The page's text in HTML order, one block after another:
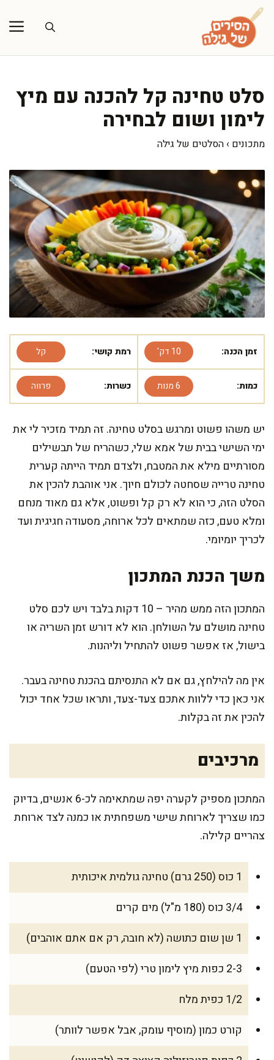
לדלג
לתוכן
סלט טחינה קל להכנה עם מיץ
לימון ושום לבחירה
מתכונים › הסלטים של גילה
זמן הכנה: 10 דק' רמת קושי: קל
כמות: 6 מנות כשרות: פרווה
יש משהו פשוט ומרגש בסלט טחינה. זה תמיד מזכיר לי את
ימי השישי בבית של אמא שלי, כשהריח של תבשילים
מסורתיים מילא את המטבח, ולצדם תמיד הייתה קערית
טחינה טרייה שסחטה לכולם חיוך. אני אוהבת להכין את
הסלט הזה, כי הוא לא רק קל ופשוט, אלא גם מאוד מנחם
ומלא טעם, כזה שמתאים לכל ארוחה, מסעודה חגיגית ועד
לכריך יומיומי.
משך הכנת המתכון
המתכון הזה ממש מהיר – 10 דקות בלבד ויש לכם סלט
טחינה מושלם על השולחן. הוא לא דורש זמן השריה או
בישול, אז אפשר פשוט להתחיל וליהנות.
אין מה להילחץ, גם אם לא התנסיתם בהכנת טחינה בעבר.
אני כאן כדי ללוות אתכם צעד-צעד, ותראו שכל אחד יכול
להכין את זה בקלות.
מרכיבים
המתכון מספיק לקערה יפה שמתאימה לכ-6 אנשים, בדיוק
כמו שצריך לארוחת שישי משפחתית או כמנה לצד ארוחת
צהריים קלילה.
1 כוס (250 גרם) טחינה גולמית איכותית
3/4 כוס (180 מ"ל) מים קרים
1 שן שום כתושה (לא חובה, רק אם אתם אוהבים)
2-3 כפות מיץ לימון טרי (לפי הטעם)
1/2 כפית מלח
קורט כמון (מוסיף עומק, אבל אפשר לוותר)